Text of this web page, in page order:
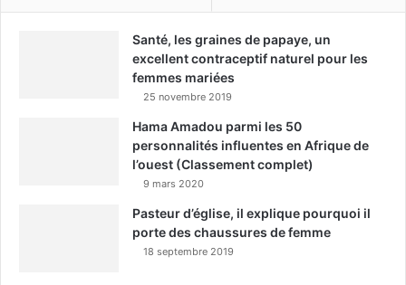
Santé, les graines de papaye, un
excellent contraceptif naturel pour les
femmes mariées
25 novembre 2019
Hama Amadou parmi les 50
personnalités influentes en Afrique de
l’ouest (Classement complet)
9 mars 2020
Pasteur d’église, il explique pourquoi il
porte des chaussures de femme
18 septembre 2019